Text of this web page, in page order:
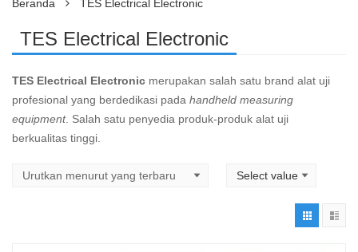
Beranda TES Electrical Electronic
TES Electrical Electronic
TES Electrical Electronic merupakan salah satu brand alat uji
profesional yang berdedikasi pada handheld measuring
equipment. Salah satu penyedia produk-produk alat uji
berkualitas tinggi.